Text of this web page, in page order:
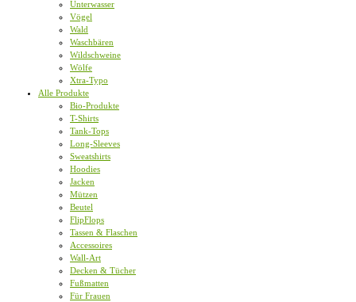
Unterwasser
Vögel
Wald
Waschbären
Wildschweine
Wölfe
Xtra-Typo
Alle Produkte
Bio-Produkte
T-Shirts
Tank-Tops
Long-Sleeves
Sweatshirts
Hoodies
Jacken
Mützen
Beutel
FlipFlops
Tassen & Flaschen
Accessoires
Wall-Art
Decken & Tücher
Fußmatten
Für Frauen